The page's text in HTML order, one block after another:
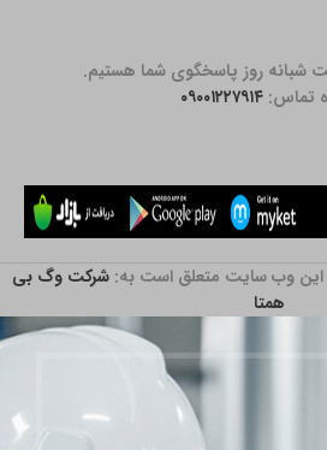
تماس:۰۹۰۰۱۲۲۷۹۱۴
وب سایت متعلق است به:شرکت وگ بی
همتا